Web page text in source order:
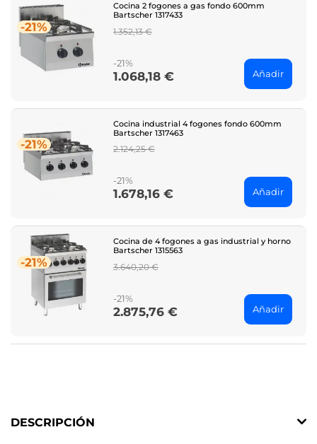
-21%
Cocina 2 fogones a gas fondo 600mm
Bartscher 1317433
Regular
1.352,13 €
-21%
Price
1.068,18 € Añadir
-21%
Cocina industrial 4 fogones fondo 600mm
Bartscher 1317463
Regular
2.124,25 €
-21%
Price
1.678,16 € Añadir
-21%
Cocina de 4 fogones a gas industrial y horno
Bartscher 1315563
Regular
3.640,20 €
-21%
Price
2.875,76 € Añadir
DESCRIPCIÓN